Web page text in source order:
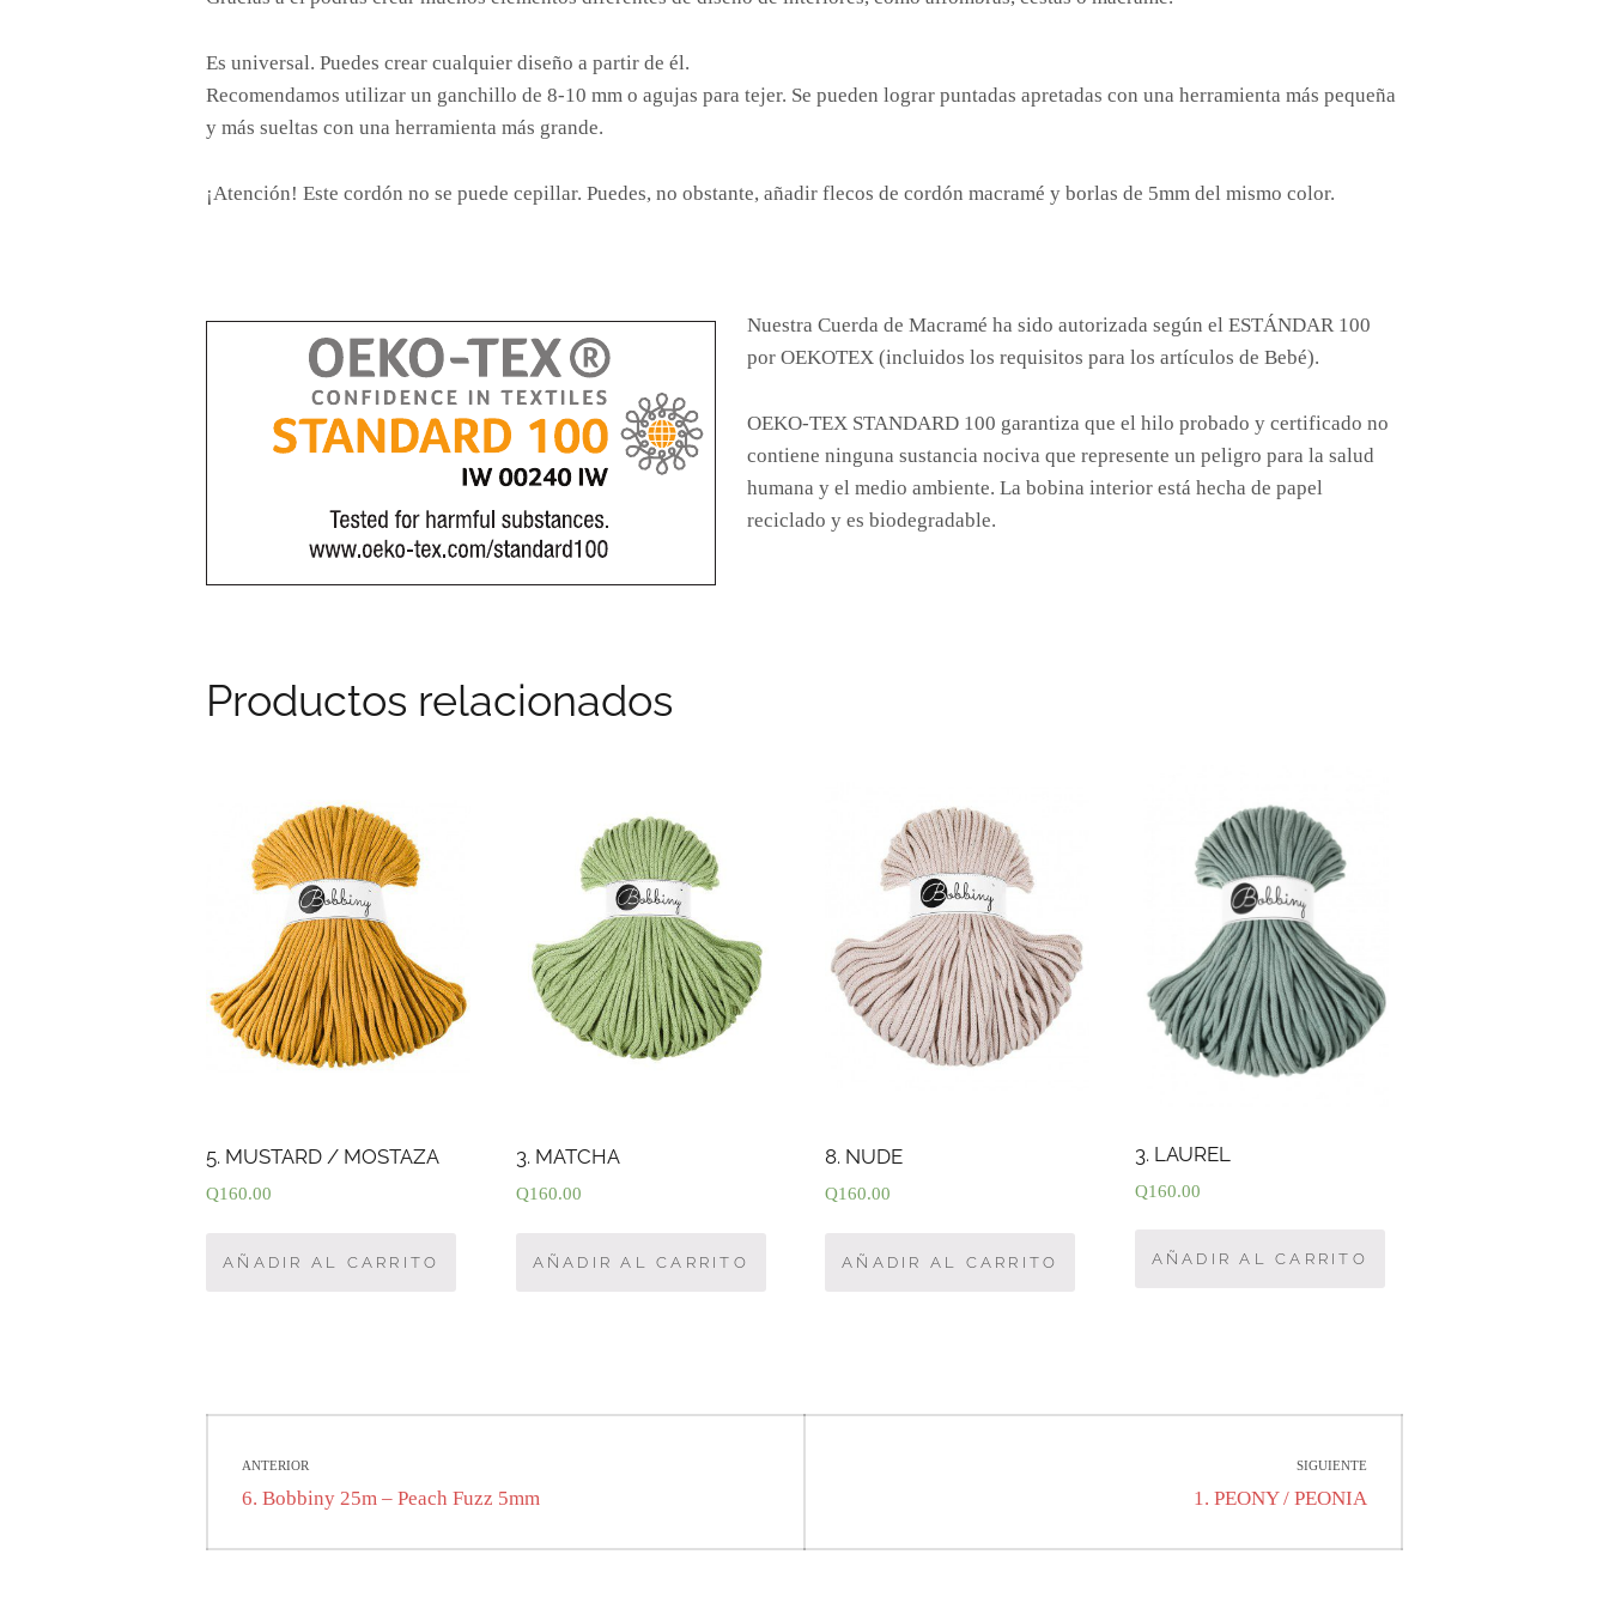
Es universal. Puedes crear cualquier diseño a partir de él.
Recomendamos utilizar un ganchillo de 8-10 mm o agujas para tejer. Se pueden lograr puntadas apretadas con una herramienta más pequeña
y más sueltas con una herramienta más grande.
¡Atención! Este cordón no se puede cepillar. Puedes, no obstante, añadir flecos de cordón macramé y borlas de 5mm del mismo color.
Nuestra Cuerda de Macramé ha sido autorizada según el ESTÁNDAR 100
por OEKOTEX (incluidos los requisitos para los artículos de Bebé).
OEKO-TEX STANDARD 100 garantiza que el hilo probado y certificado no
contiene ninguna sustancia nociva que represente un peligro para la salud
humana y el medio ambiente. La bobina interior está hecha de papel
reciclado y es biodegradable.
Productos relacionados
5. MUSTARD / MOSTAZA
Q160.00
AÑADIR AL CARRITO
3. MATCHA
Q160.00
AÑADIR AL CARRITO
8. NUDE
Q160.00
AÑADIR AL CARRITO
3. LAUREL
Q160.00
AÑADIR AL CARRITO
de
ANTERIOR
Entrada
6. Bobbiny 25m – Peach Fuzz 5mm
SIGUIENTE
Entrada
1. PEONY / PEONIA